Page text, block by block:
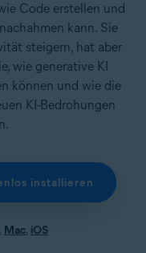
Code erstellen und
kann. Sie
steigern, hat aber
wie generative KI
können und wie die
KI-Bedrohungen
installieren
, Mac, iOS